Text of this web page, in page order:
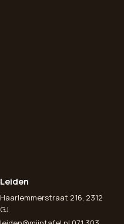
Leiden
Haarlemmerstraat 216, 2312
GJ